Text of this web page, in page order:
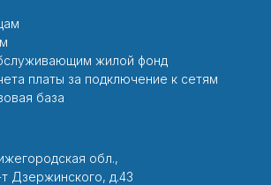
жилой фонд
платы за подключение к сетям
база
обл.,
Дзержинского, д.43